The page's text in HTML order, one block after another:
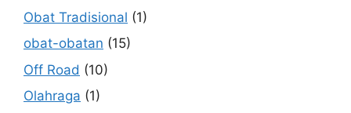
Obat Tradisional (1)
obat-obatan (15)
Off Road (10)
Olahraga (1)